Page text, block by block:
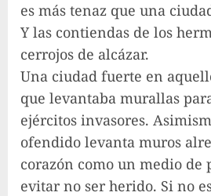
es más tenaz que una
Y las contiendas de los
cerrojos de alcázar.
Una ciudad fuerte en
que levantaba murallas
ejércitos invasores.
ofendido levanta muros
corazón como un medio de
evitar no ser herido. Si no